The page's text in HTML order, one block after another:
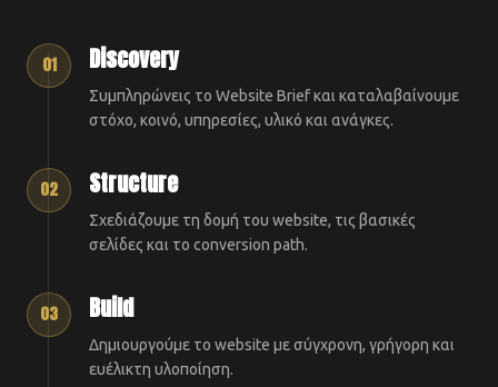
01 Discovery
Συμπληρώνεις το Website Brief και καταλαβαίνουμε
στόχο, κοινό, υπηρεσίες, υλικό και ανάγκες.
02 Structure
Σχεδιάζουμε τη δομή του website, τις βασικές
σελίδες και το conversion path.
03 Build
Δημιουργούμε το website με σύγχρονη, γρήγορη και
ευέλικτη υλοποίηση.